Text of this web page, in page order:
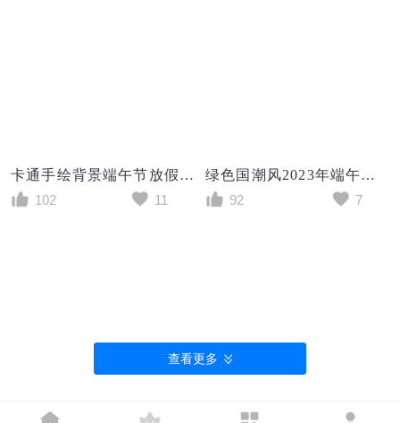
卡通手绘背景端午节放假通知海报
102
11
绿色国潮风2023年端午节放假通知海报设计
92
7
查看更多